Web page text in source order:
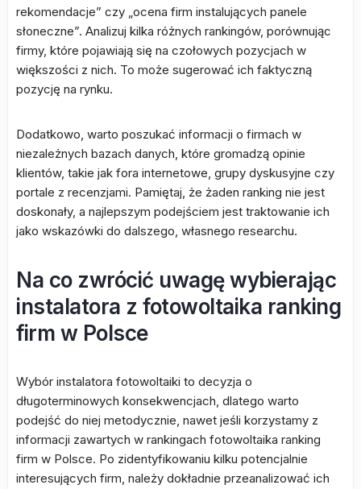
rekomendacje” czy „ocena firm instalujących panele
słoneczne”. Analizuj kilka różnych rankingów, porównując
firmy, które pojawiają się na czołowych pozycjach w
większości z nich. To może sugerować ich faktyczną
pozycję na rynku.
Dodatkowo, warto poszukać informacji o firmach w
niezależnych bazach danych, które gromadzą opinie
klientów, takie jak fora internetowe, grupy dyskusyjne czy
portale z recenzjami. Pamiętaj, że żaden ranking nie jest
doskonały, a najlepszym podejściem jest traktowanie ich
jako wskazówki do dalszego, własnego researchu.
Na co zwrócić uwagę wybierając
instalatora z fotowoltaika ranking
firm w Polsce
Wybór instalatora fotowoltaiki to decyzja o
długoterminowych konsekwencjach, dlatego warto
podejść do niej metodycznie, nawet jeśli korzystamy z
informacji zawartych w rankingach fotowoltaika ranking
firm w Polsce. Po zidentyfikowaniu kilku potencjalnie
interesujących firm, należy dokładnie przeanalizować ich